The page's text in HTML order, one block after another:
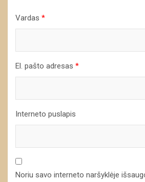
Vardas *
El. pašto adresas *
Interneto puslapis
Noriu savo interneto naršyklėje